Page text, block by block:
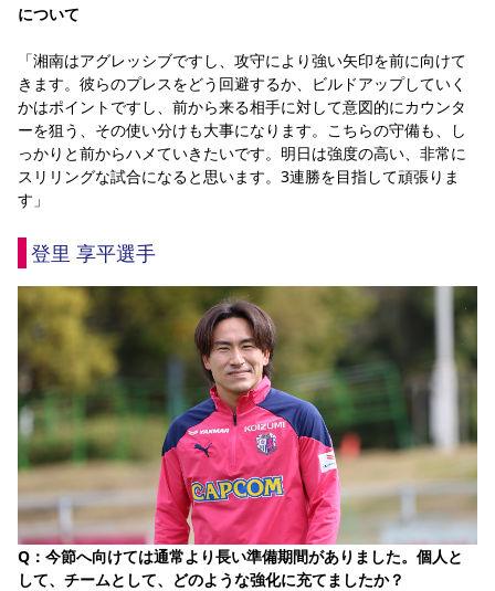
について
「湘南はアグレッシブですし、攻守により強い矢印を前に向けて
きます。彼らのプレスをどう回避するか、ビルドアップしていく
かはポイントですし、前から来る相手に対して意図的にカウンタ
ーを狙う、その使い分けも大事になります。こちらの守備も、し
っかりと前からハメていきたいです。明日は強度の高い、非常に
スリリングな試合になると思います。3連勝を目指して頑張りま
す」
登里 享平選手
Q：今節へ向けては通常より長い準備期間がありました。個人と
して、チームとして、どのような強化に充てましたか？